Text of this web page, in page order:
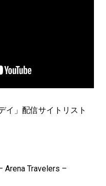
イ」配信サイトリスト
Travelers –